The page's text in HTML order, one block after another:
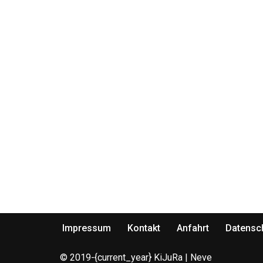
Impressum Kontakt Anfahrt
© 2019-{current_year} KiJuRa | Neve